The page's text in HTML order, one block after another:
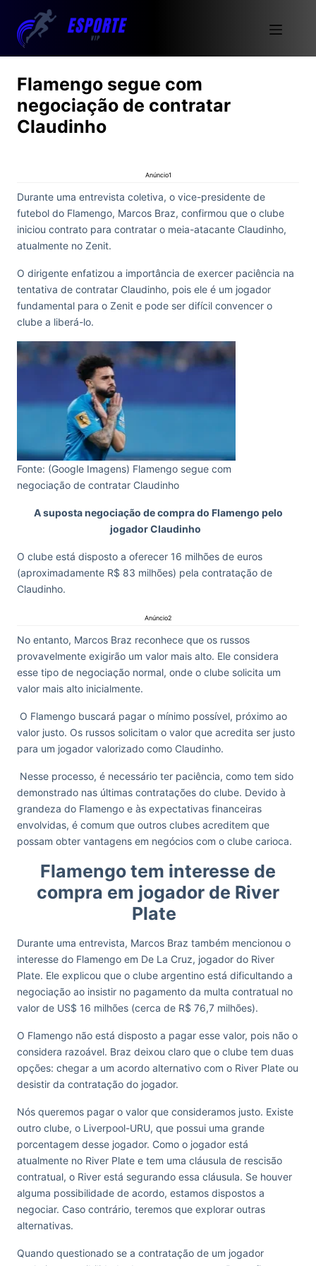
Flamengo segue com
negociação de contratar
Claudinho
Anúncio1
Durante uma entrevista coletiva, o vice-presidente de
futebol do Flamengo, Marcos Braz, confirmou que o clube
iniciou contrato para contratar o meia-atacante Claudinho,
atualmente no Zenit.
O dirigente enfatizou a importância de exercer paciência na
tentativa de contratar Claudinho, pois ele é um jogador
fundamental para o Zenit e pode ser difícil convencer o
clube a liberá-lo.
Fonte: (Google Imagens) Flamengo segue com
negociação de contratar Claudinho
A suposta negociação de compra do Flamengo pelo
jogador Claudinho
O clube está disposto a oferecer 16 milhões de euros
(aproximadamente R$ 83 milhões) pela contratação de
Claudinho.
Anúncio2
No entanto, Marcos Braz reconhece que os russos
provavelmente exigirão um valor mais alto. Ele considera
esse tipo de negociação normal, onde o clube solicita um
valor mais alto inicialmente.
O Flamengo buscará pagar o mínimo possível, próximo ao
valor justo. Os russos solicitam o valor que acredita ser justo
para um jogador valorizado como Claudinho.
Nesse processo, é necessário ter paciência, como tem sido
demonstrado nas últimas contratações do clube. Devido à
grandeza do Flamengo e às expectativas financeiras
envolvidas, é comum que outros clubes acreditem que
possam obter vantagens em negócios com o clube carioca.
Flamengo tem interesse de
compra em jogador de River
Plate
Durante uma entrevista, Marcos Braz também mencionou o
interesse do Flamengo em De La Cruz, jogador do River
Plate. Ele explicou que o clube argentino está dificultando a
negociação ao insistir no pagamento da multa contratual no
valor de US$ 16 milhões (cerca de R$ 76,7 milhões).
O Flamengo não está disposto a pagar esse valor, pois não o
considera razoável. Braz deixou claro que o clube tem duas
opções: chegar a um acordo alternativo com o River Plate ou
desistir da contratação do jogador.
Nós queremos pagar o valor que consideramos justo. Existe
outro clube, o Liverpool-URU, que possui uma grande
porcentagem desse jogador. Como o jogador está
atualmente no River Plate e tem uma cláusula de rescisão
contratual, o River está segurando essa cláusula. Se houver
alguma possibilidade de acordo, estamos dispostos a
negociar. Caso contrário, teremos que explorar outras
alternativas.
Quando questionado se a contratação de um jogador